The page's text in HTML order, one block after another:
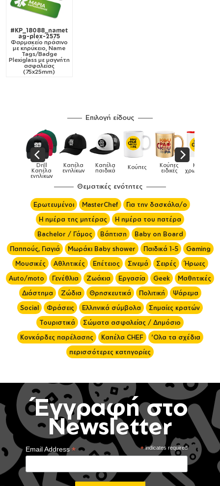
#KP_18088_namet
ag-plex-2575
Φαρμακείο πράσινο
με κηρύκειο, Name
Tags/Badge
Plexiglass με μαγνήτη
ασφαλείας
(75x25mm)
Επιλογή είδους
Drill
Καπέλα
ενηλίκων
Καπέλα
ενηλίκων
Καπέλα
παιδικά Κούπες Κούπες
ειδικές
Κούπες
χρωματιστές
Θεματικές ενότητες
Ερωτευμένοι MasterChef
Για την δασκάλα/ο
Η ημέρα της μητέρας
Η ημέρα του πατέρα
Bachelor / Γάμος
Βάπτιση
Baby on Board
Παππούς, Γιαγιά
Μωράκι Baby shower Παιδικά 1-5
Gaming
Μουσικές
Αθλητικές Επέτειος Σινεμά Σειρές
Ήρωες
Auto/moto
Γενέθλια Ζωάκια Εργασία Geek
Μαθητικές
Διάστημα
Ζώδια Θρησκευτικά Πολιτική
Ψάρεμα
Social
Φράσεις Ελληνικά σύμβολα
Σημαίες κρατών
Τουριστικά
Σώματα ασφαλείας / Δημόσιο
Κονκάρδες παρέλασης
Καπέλα CHEF
'Ολα τα σχέδια
περισσότερες κατηγορίες
Έγγραφή στο
Newsletter
*indicates required
Email Address*